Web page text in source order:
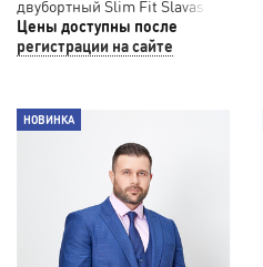
двубортный Slim Fit Slavasio
51/542
Цены доступны после
регистрации на сайте
НОВИНКА